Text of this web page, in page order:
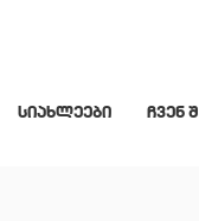
სიახლეები ჩვენ